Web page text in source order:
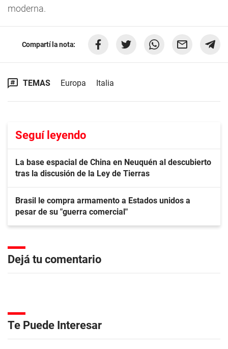
moderna.
Compartí la nota:
TEMAS Europa Italia
Seguí leyendo
La base espacial de China en Neuquén al descubierto
tras la discusión de la Ley de Tierras
Brasil le compra armamento a Estados unidos a
pesar de su "guerra comercial"
Dejá tu comentario
Te Puede Interesar